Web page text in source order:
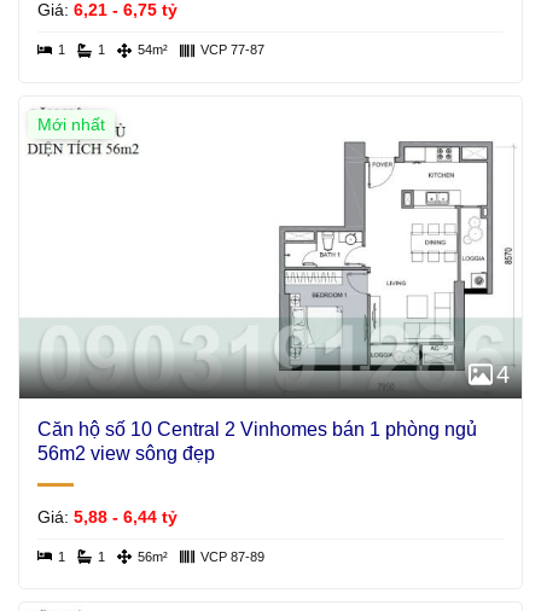
Giá: 6,21 - 6,75 tỷ
1 1 54m² VCP 77-87
Mới nhất
4
Căn hộ số 10 Central 2 Vinhomes bán 1 phòng ngủ
56m2 view sông đẹp
Giá: 5,88 - 6,44 tỷ
1 1 56m² VCP 87-89